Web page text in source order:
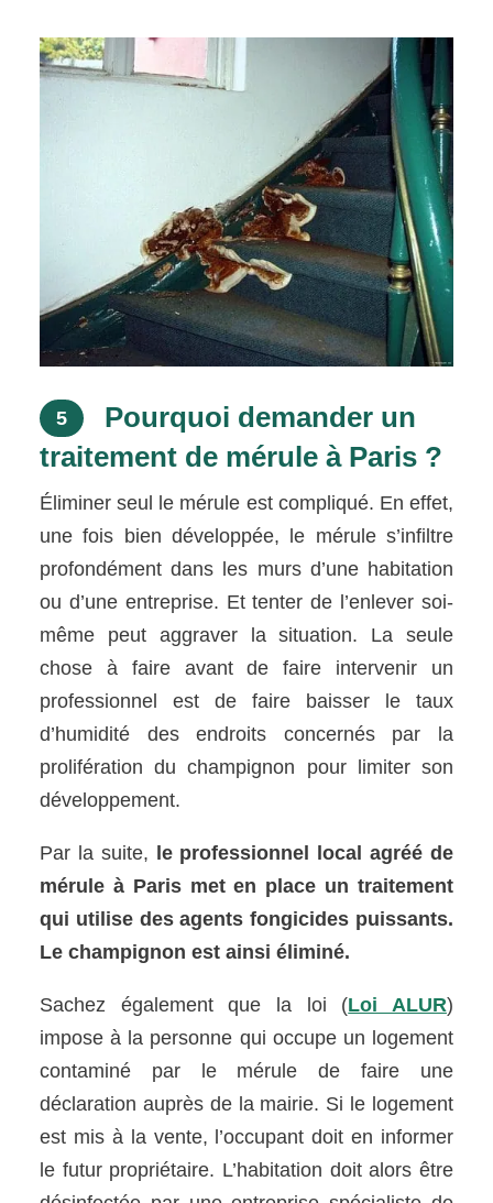
5
Pourquoi demander un
traitement de mérule à Paris ?
Éliminer seul le mérule est compliqué. En effet,
une fois bien développée, le mérule s’infiltre
profondément dans les murs d’une habitation
ou d’une entreprise. Et tenter de l’enlever soi-
même peut aggraver la situation. La seule
chose à faire avant de faire intervenir un
professionnel est de faire baisser le taux
d’humidité des endroits concernés par la
prolifération du champignon pour limiter son
développement.
Par la suite, le professionnel local agréé de
mérule à Paris met en place un traitement
qui utilise des agents fongicides puissants.
Le champignon est ainsi éliminé.
Sachez également que la loi (Loi ALUR)
impose à la personne qui occupe un logement
contaminé par le mérule de faire une
déclaration auprès de la mairie. Si le logement
est mis à la vente, l’occupant doit en informer
le futur propriétaire. L’habitation doit alors être